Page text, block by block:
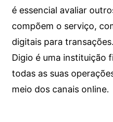
é essencial avaliar
compõem o serviço,
digitais para
Digio é uma instituição
todas as suas
meio dos canais online.